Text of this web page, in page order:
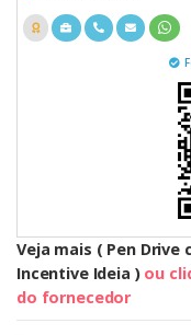
Veja mais ( Pen
Incentive Ideia ) ou
do fornecedor